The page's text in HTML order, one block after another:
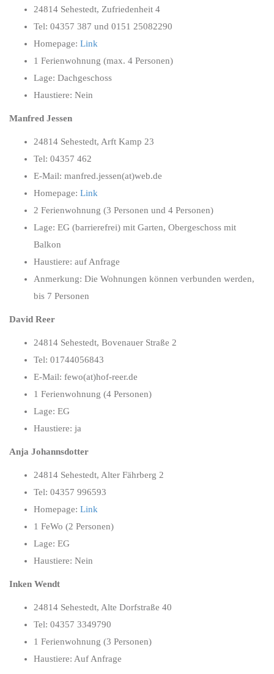
24814 Sehestedt, Zufriedenheit 4
Tel: 04357 387 und 0151 25082290
Homepage: Link
1 Ferienwohnung (max. 4 Personen)
Lage: Dachgeschoss
Haustiere: Nein
Manfred Jessen
24814 Sehestedt, Arft Kamp 23
Tel: 04357 462
E-Mail: manfred.jessen(at)web.de
Homepage: Link
2 Ferienwohnung (3 Personen und 4 Personen)
Lage: EG (barrierefrei) mit Garten, Obergeschoss mit
Balkon
Haustiere: auf Anfrage
Anmerkung: Die Wohnungen können verbunden werden,
bis 7 Personen
David Reer
24814 Sehestedt, Bovenauer Straße 2
Tel: 01744056843
E-Mail: fewo(at)hof-reer.de
1 Ferienwohnung (4 Personen)
Lage: EG
Haustiere: ja
Anja Johannsdotter
24814 Sehestedt, Alter Fährberg 2
Tel: 04357 996593
Homepage: Link
1 FeWo (2 Personen)
Lage: EG
Haustiere: Nein
Inken Wendt
24814 Sehestedt, Alte Dorfstraße 40
Tel: 04357 3349790
1 Ferienwohnung (3 Personen)
Haustiere: Auf Anfrage